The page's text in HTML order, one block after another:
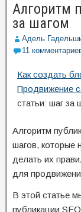
Алгоритм
за шагом
Адель
11
Как создать
Продвижение
статьи: шаг за
Алгоритм
шагов, которые
делать их
для
В этой статье
публикации